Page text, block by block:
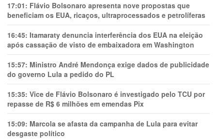
17:01: Flávio Bolsonaro apresenta nove propostas que
beneficiam os EUA, ricaços, ultraprocessados e petrolíferas
16:45: Itamaraty denuncia interferência dos EUA na eleição
após cassação de visto de embaixadora em Washington
15:57: Ministro André Mendonça exige dados de publicidade
do governo Lula a pedido do PL
15:35: Vice de Flávio Bolsonaro é investigado pelo TCU por
repasse de R$ 6 milhões em emendas Pix
15:09: Marcola se afasta da campanha de Lula para evitar
desgaste político